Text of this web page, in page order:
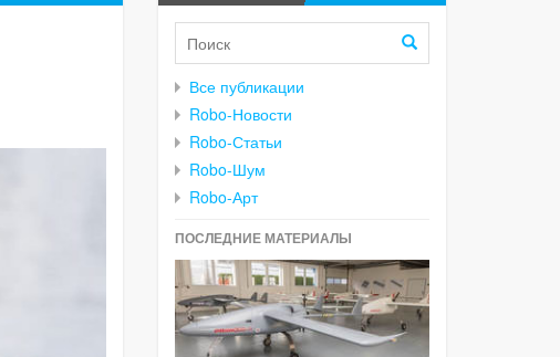
Все публикации
Robo-Новости
Robo-Статьи
Robo-Шум
Robo-Арт
ПОСЛЕДНИЕ МАТЕРИАЛЫ